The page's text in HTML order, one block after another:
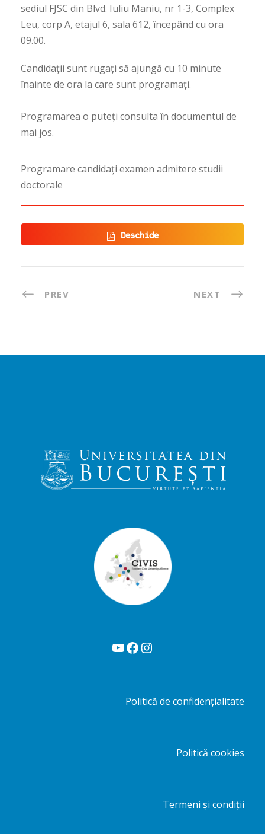
sediul FJSC din Blvd. Iuliu Maniu, nr 1-3, Complex
Leu, corp A, etajul 6, sala 612, începând cu ora
09.00.
Candidații sunt rugați să ajungă cu 10 minute
înainte de ora la care sunt programați.
Programarea o puteți consulta în documentul de
mai jos.
Programare candidați examen admitere studii
doctorale
Deschide
PREV NEXT
YouTube Facebook Instagram
Politică de confidențialitate
Politică cookies
Termeni și condiții